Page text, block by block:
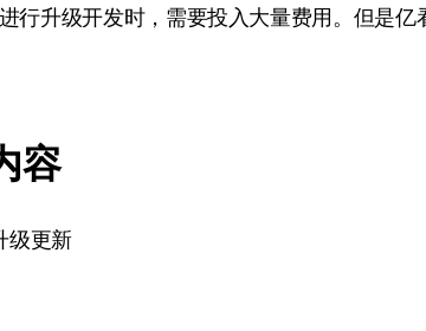
行升级开发时，需要投入大量费用。但是
容
级更新